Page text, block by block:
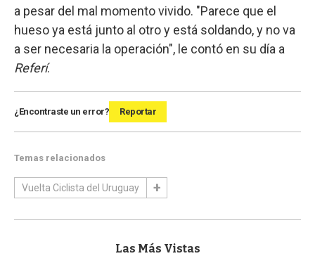
a pesar del mal momento vivido. "Parece que el
hueso ya está junto al otro y está soldando, y no va
a ser necesaria la operación", le contó en su día a
Referí.
¿Encontraste un error? Reportar
Temas relacionados
Vuelta Ciclista del Uruguay
Las Más Vistas